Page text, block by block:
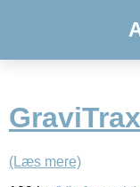
(Læs mere)